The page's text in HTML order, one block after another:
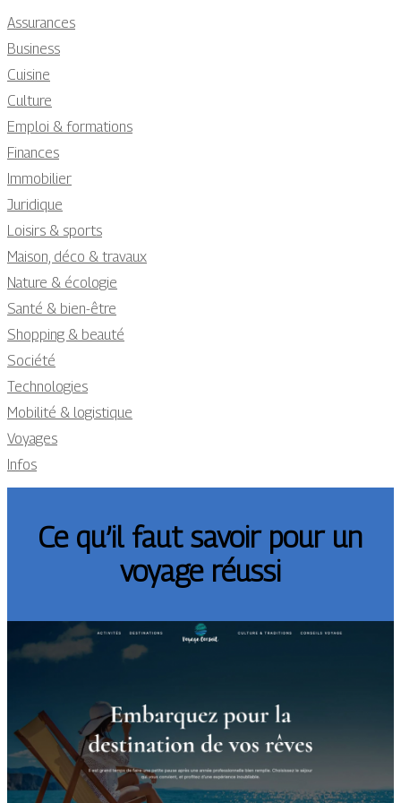
Assurances
Business
Cuisine
Culture
Emploi & formations
Finances
Immobilier
Juridique
Loisirs & sports
Maison, déco & travaux
Nature & écologie
Santé & bien-être
Shopping & beauté
Société
Technologies
Mobilité & logistique
Voyages
Infos
Ce qu’il faut savoir pour un
voyage réussi